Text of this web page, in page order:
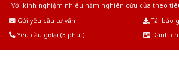
Với kinh nghiệm nhiêu năm nghiên cứu cửa theo
Gửi yêu cầu tư vấn
Tải báo
Yêu cầu gọi lại (3 phút)
Dành